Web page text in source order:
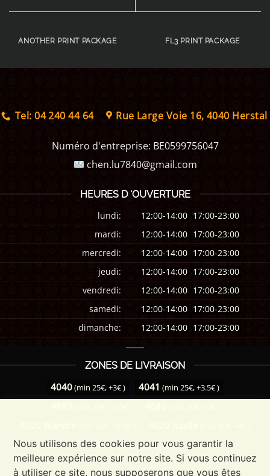
ANOTHER PRINT PACKAGE FL3 PRINT PACKAGE
Tel: 04 240 44 64 Rue Large Voie 16, 4040 Herstal
Numéro d'entreprise: BE0599756047
chen.lu7840@gmail.com
HEURES D 'OUVERTURE
lundi:
12:00-14:00 17:00-23:00
mardi:
12:00-14:00 17:00-23:00
mercredi:
12:00-14:00 17:00-23:00
jeudi:
12:00-14:00 17:00-23:00
vendredi:
12:00-14:00 17:00-23:00
samedi:
12:00-14:00 17:00-23:00
dimanche:
12:00-14:00 17:00-23:00
ZONES DE LIVRAISON
4040(min 25€, +3€ ) 4041 (min 25€, +3.5€ )
4000(min 25€, +3.5€ )
Nous utilisons des cookies pour vous garantir la
meilleure expérience sur notre site. Si vous continuez
à utiliser ce site, nous supposerons que vous êtes